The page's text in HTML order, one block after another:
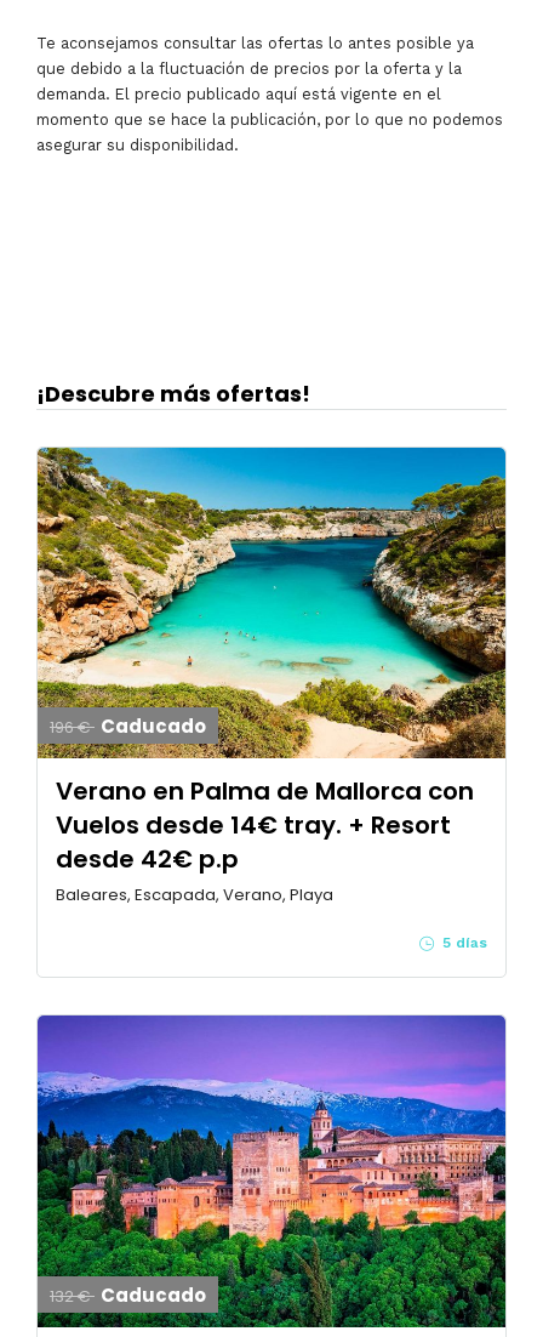
Te aconsejamos consultar las ofertas lo antes posible ya
que debido a la fluctuación de precios por la oferta y la
demanda. El precio publicado aquí está vigente en el
momento que se hace la publicación, por lo que no podemos
asegurar su disponibilidad.
¡Descubre más ofertas!
196 € Caducado
Verano en Palma de Mallorca con
Vuelos desde 14€ tray. + Resort
desde 42€ p.p
Baleares, Escapada, Verano, Playa
5 días
132 € Caducado